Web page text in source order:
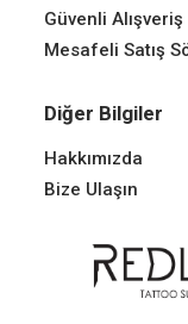
Güvenli Alışveriş
Mesafeli Satış
Diğer Bilgiler
Hakkımızda
Bize Ulaşın